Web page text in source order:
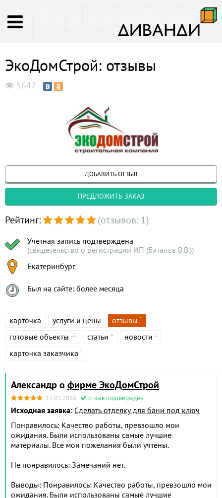
ЭкоДомСтрой: отзывы
5647
ДОБАВИТЬ ОТЗЫВ
ПРЕДЛОЖИТЬ ЗАКАЗ
Рейтинг: (отзывов: 1)
Учетная запись подтверждена
(свидетельство о регистрации ИП (Баталов В.В.))
Екатеринбург
Был на сайте: более месяца
карточка услуги и цены отзывы 1
готовые объекты 12 статьи 4 новости 1
карточка заказчика 3
Александр о фирме ЭкоДомСтрой
15.03.2016 отзыв подтвержден
Исходная заявка: Сделать отделку для бани под ключ
Понравилось: Качество работы, превзошло мои
ожидания. Были использованы самые лучшие
материалы. Все мои пожелания были учтены.
Не понравилось: Замечаний нет.
Выводы: Понравилось: Качество работы, превзошло мои
ожидания. Были использованы самые лучшие